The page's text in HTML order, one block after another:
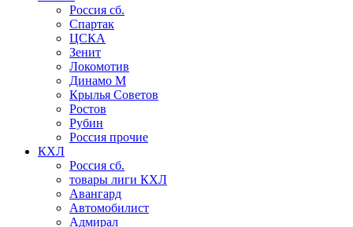
Россия сб.
Спартак
ЦСКА
Зенит
Локомотив
Динамо М
Крылья Советов
Ростов
Рубин
Россия прочие
КХЛ
Россия сб.
товары лиги КХЛ
Авангард
Автомобилист
Адмирал